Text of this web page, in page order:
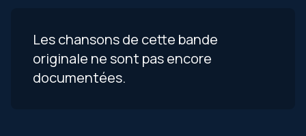
Les chansons de cette bande
originale ne sont pas encore
documentées.